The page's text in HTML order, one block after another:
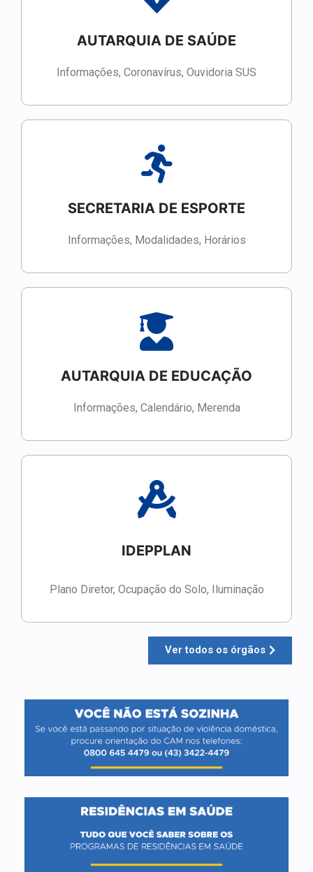
AUTARQUIA DE SAÚDE
Informações, Coronavírus, Ouvidoria SUS
SECRETARIA DE ESPORTE
Informações, Modalidades, Horários
AUTARQUIA DE EDUCAÇÃO
Informações, Calendário, Merenda
IDEPPLAN
Plano Diretor, Ocupação do Solo, Iluminação
Ver todos os órgãos